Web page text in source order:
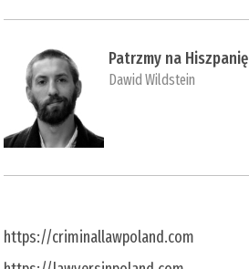
Patrzmy na Hiszpanię
Dawid Wildstein
https://criminallawpoland.com